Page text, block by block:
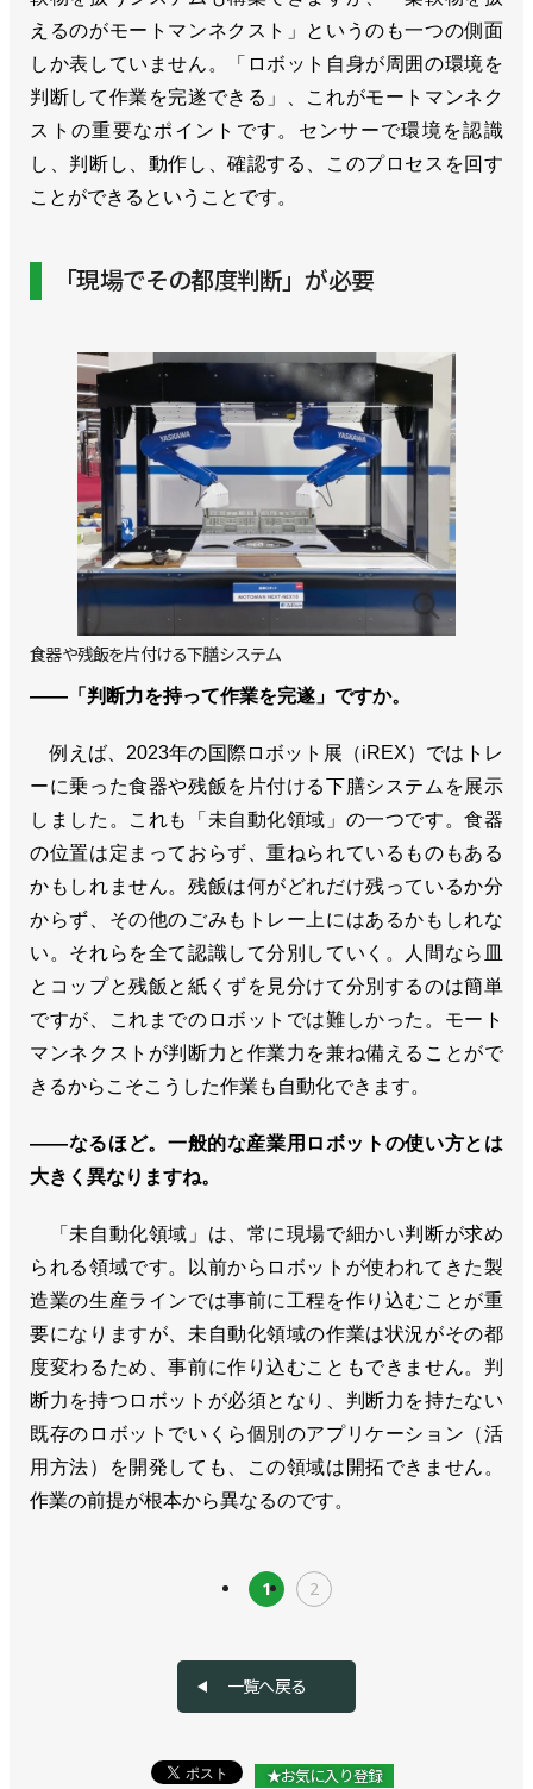
えるのがモートマンネクスト」というのも一つの側面
しか表していません。「ロボット自身が周囲の環境を
判断して作業を完遂できる」、これがモートマンネク
ストの重要なポイントです。センサーで環境を認識
し、判断し、動作し、確認する、このプロセスを回す
ことができるということです。
「現場でその都度判断」が必要
食器や残飯を片付ける下膳システム
――「判断力を持って作業を完遂」ですか。
例えば、2023年の国際ロボット展（iREX）ではトレ
ーに乗った食器や残飯を片付ける下膳システムを展示
しました。これも「未自動化領域」の一つです。食器
の位置は定まっておらず、重ねられているものもある
かもしれません。残飯は何がどれだけ残っているか分
からず、その他のごみもトレー上にはあるかもしれな
い。それらを全て認識して分別していく。人間なら皿
とコップと残飯と紙くずを見分けて分別するのは簡単
ですが、これまでのロボットでは難しかった。モート
マンネクストが判断力と作業力を兼ね備えることがで
きるからこそこうした作業も自動化できます。
――なるほど。一般的な産業用ロボットの使い方とは
大きく異なりますね。
「未自動化領域」は、常に現場で細かい判断が求め
られる領域です。以前からロボットが使われてきた製
造業の生産ラインでは事前に工程を作り込むことが重
要になりますが、未自動化領域の作業は状況がその都
度変わるため、事前に作り込むこともできません。判
断力を持つロボットが必須となり、判断力を持たない
既存のロボットでいくら個別のアプリケーション（活
用方法）を開発しても、この領域は開拓できません。
作業の前提が根本から異なるのです。
1 2
一覧へ戻る
★お気に入り登録